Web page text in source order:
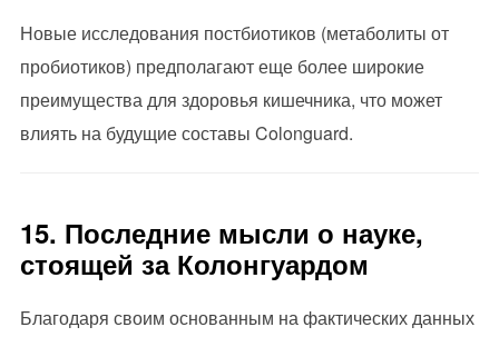
Новые исследования постбиотиков (метаболиты от
пробиотиков) предполагают еще более широкие
преимущества для здоровья кишечника, что может
влиять на будущие составы Colonguard.
15. Последние мысли о науке,
стоящей за Колонгуардом
Благодаря своим основанным на фактических данных